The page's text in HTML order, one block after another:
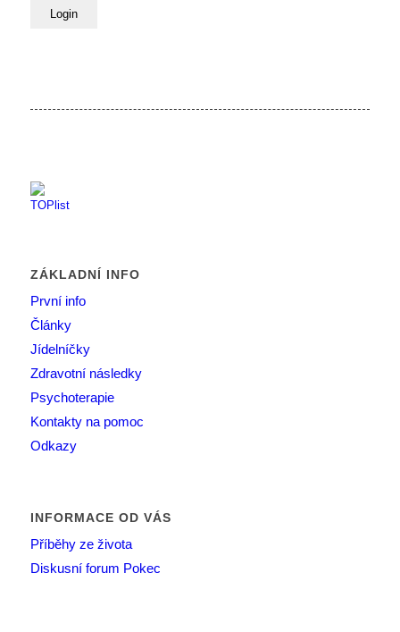
ZÁKLADNÍ INFO
První info
Články
Jídelníčky
Zdravotní následky
Psychoterapie
Kontakty na pomoc
Odkazy
INFORMACE OD VÁS
Příběhy ze života
Diskusní forum Pokec